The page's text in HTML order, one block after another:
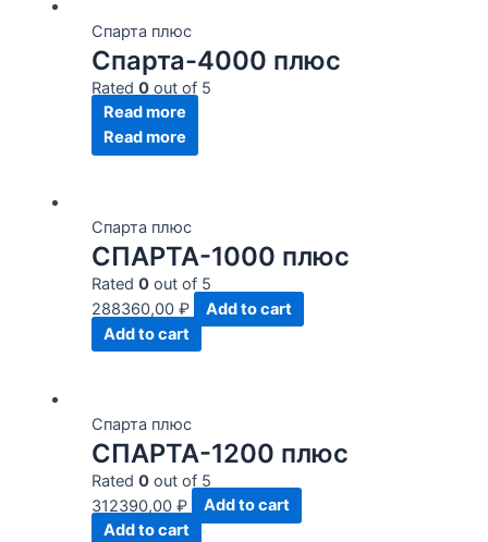
Спарта плюс
Спарта-4000 плюс
Rated 0out of 5
Read more
Read more
Спарта плюс
СПАРТА-1000 плюс
Rated 0out of 5
288360,00 ₽
Add to cart
Add to cart
Спарта плюс
СПАРТА-1200 плюс
Rated 0out of 5
312390,00 ₽
Add to cart
Add to cart